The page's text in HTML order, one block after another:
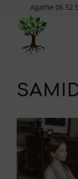
Agathe 06 52